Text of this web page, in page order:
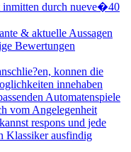
inmitten durch nueve�40
& aktuelle Aussagen
Bewertungen
konnen die
innehaben
Automatenspiele
vom Angelegenheit
respons und jede
Klassiker ausfindig